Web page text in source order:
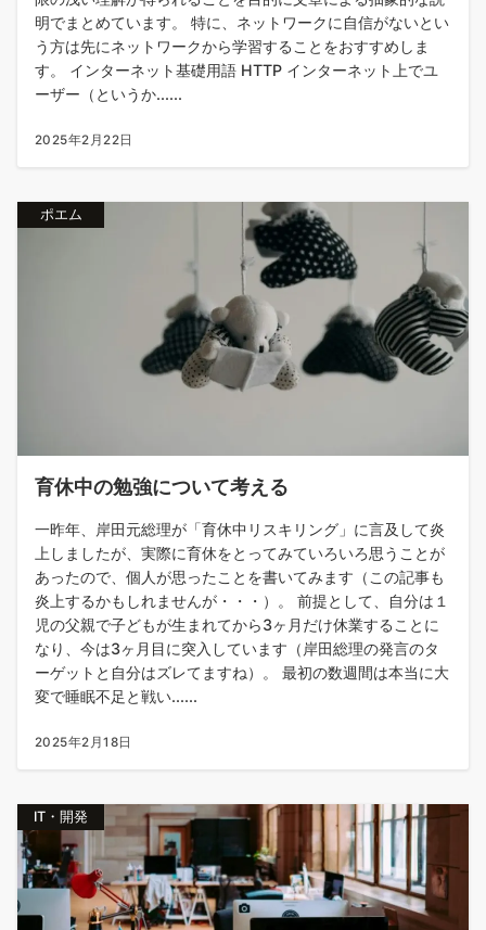
明でまとめています。 特に、ネットワークに自信がないとい
う方は先にネットワークから学習することをおすすめしま
す。 インターネット基礎用語 HTTP インターネット上でユ
ーザー（というか......
2025年2月22日
ポエム
育休中の勉強について考える
一昨年、岸田元総理が「育休中リスキリング」に言及して炎
上しましたが、実際に育休をとってみていろいろ思うことが
あったので、個人が思ったことを書いてみます（この記事も
炎上するかもしれませんが・・・）。 前提として、自分は１
児の父親で子どもが生まれてから3ヶ月だけ休業することに
なり、今は3ヶ月目に突入しています（岸田総理の発言のタ
ーゲットと自分はズレてますね）。 最初の数週間は本当に大
変で睡眠不足と戦い......
2025年2月18日
IT・開発